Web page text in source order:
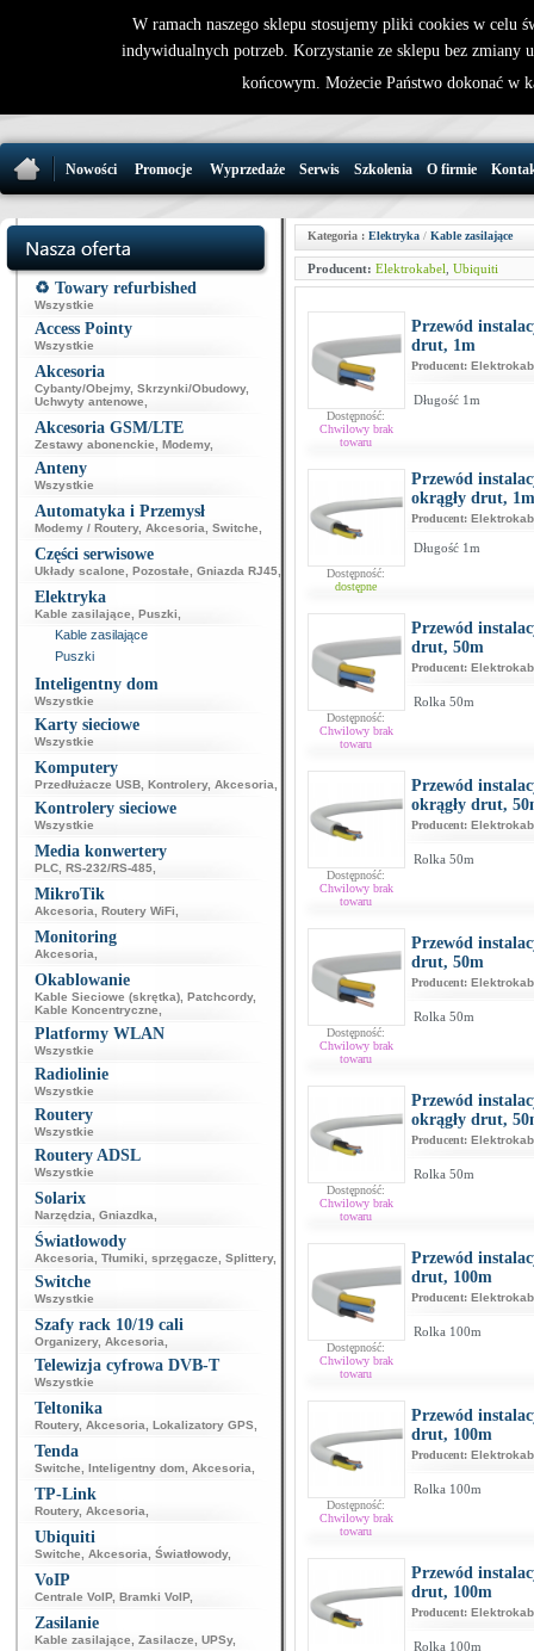
32 721 86
Nowości Promocje Wyprzedaże Serwis Szkolenia O firmie
♻️ Towary refurbished
Wszystkie
Access Pointy
Wszystkie
Akcesoria
Cybanty/Obejmy, Skrzynki/Obudowy,
Uchwyty antenowe
Akcesoria GSM/LTE
Zestawy abonenckie Modemy,
Anteny
Wszystkie
Automatyka i Przemysł
Modemy / Routery, Akcesoria Switche
Części serwisowe
Układy scalone Pozostałe Gniazda RJ45
Elektryka
Kable zasilające Puszki
Kable zasilające
Puszki
Inteligentny dom
Wszystkie
Karty sieciowe
Wszystkie
Komputery
Przedłużacze USB Kontrolery, Akcesoria
Kontrolery sieciowe
Wszystkie
Media konwertery
PLC RS-232/RS-485
MikroTik
Akcesoria Routery WiFi
Monitoring
Akcesoria
Okablowanie
Kable Sieciowe (skrętka) Patchcordy,
Kable Koncentryczne
Platformy WLAN
Wszystkie
Radiolinie
Wszystkie
Routery
Wszystkie
Routery ADSL
Wszystkie
Solarix
Narzędzia Gniazdka
Światłowody
Akcesoria Tłumiki, sprzęgacze Splittery,
Switche
Wszystkie
Szafy rack 10/19 cali
Organizery, Akcesoria
Telewizja cyfrowa DVB-T
Wszystkie
Teltonika
Routery, Akcesoria Lokalizatory GPS
Tenda
Switche Inteligentny dom Akcesoria
TP-Link
Routery, Akcesoria
Ubiquiti
Switche Akcesoria Światłowody,
VoIP
Centrale VoIP, Bramki VoIP,
Zasilanie
Kable zasilające Zasilacze UPSy,
Kategoria : Elektryka/ Kable zasilające
Producent: Elektrokabel Ubiquiti
Dostępność:
Chwilowy brak
towaru
Przewód
drut, 1m
Producent:
Długość 1m
Dostępność:
dostępne
Przewód
okrągły drut, 1m
Producent:
Długość 1m
Dostępność:
Chwilowy brak
towaru
Przewód
drut, 50m
Producent:
Rolka 50m
Dostępność:
Chwilowy brak
towaru
Przewód
okrągły drut,
Producent:
Rolka 50m
Dostępność:
Chwilowy brak
towaru
Przewód
drut, 50m
Producent:
Rolka 50m
Dostępność:
Chwilowy brak
towaru
Przewód
okrągły drut,
Producent:
Rolka 50m
Dostępność:
Chwilowy brak
towaru
Przewód
drut, 100m
Producent:
Rolka 100m
Dostępność:
Chwilowy brak
towaru
Przewód
drut, 100m
Producent:
Rolka 100m
Przewód
drut, 100m
Producent:
Rolka 100m
W ramach naszego sklepu stosujemy pliki cookies w celu
indywidualnych potrzeb. Korzystanie ze sklepu bez zmiany
końcowym. Możecie Państwo dokonać w